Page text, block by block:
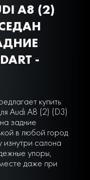
A8 (2)
-
купить
Audi A8 (2) (D3)
задние
в любой город
салона
упоры,
даже при